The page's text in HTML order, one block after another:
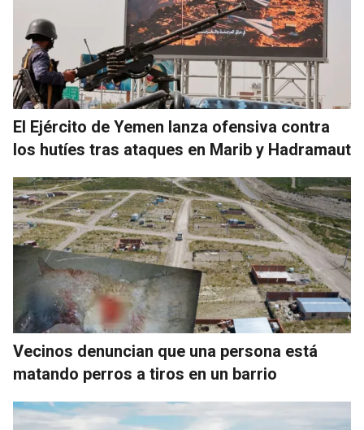
El Ejército de Yemen lanza ofensiva contra
los hutíes tras ataques en Marib y Hadramaut
Vecinos denuncian que una persona está
matando perros a tiros en un barrio